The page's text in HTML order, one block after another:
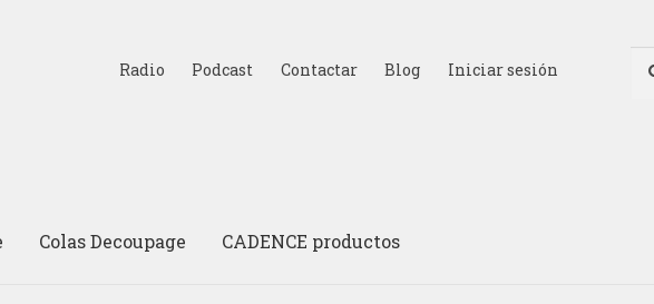
Radio Podcast Contactar Blog Iniciar sesión
Colas Decoupage CADENCE productos